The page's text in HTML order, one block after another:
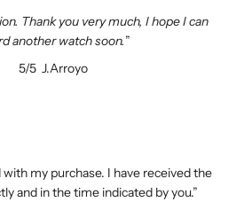
Thank you very much, I hope I can
another watch soon.
5/5 J.Arroyo
my purchase. I have received the
and in the time indicated by you.